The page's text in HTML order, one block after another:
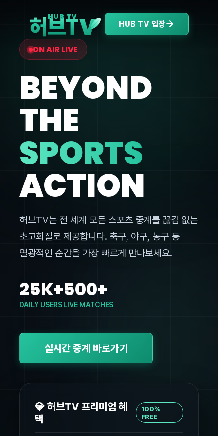
HUB TV
허브TV HUB TV 입장
ON AIR LIVE
BEYOND
THE
SPORTS
ACTION
허브TV는 전 세계 모든 스포츠 중계를 끊김 없는
초고화질로 제공합니다. 축구, 야구, 농구 등
열광적인 순간을 가장 빠르게 만나보세요.
25K+
DAILY USERS
500+
LIVE MATCHES
실시간 중계 바로가기
💎 허브TV 프리미엄 혜
택
100%
FREE